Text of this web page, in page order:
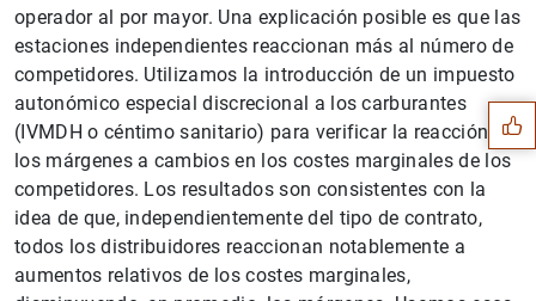
operador al por mayor. Una explicación posible es que las
estaciones independientes reaccionan más al número de
competidores. Utilizamos la introducción de un impuesto
autonómico especial discrecional a los carburantes
(IVMDH o céntimo sanitario) para verificar la reacción de
los márgenes a cambios en los costes marginales de los
competidores. Los resultados son consistentes con la
idea de que, independientemente del tipo de contrato,
todos los distribuidores reaccionan notablemente a
aumentos relativos de los costes marginales,
Sugerencias